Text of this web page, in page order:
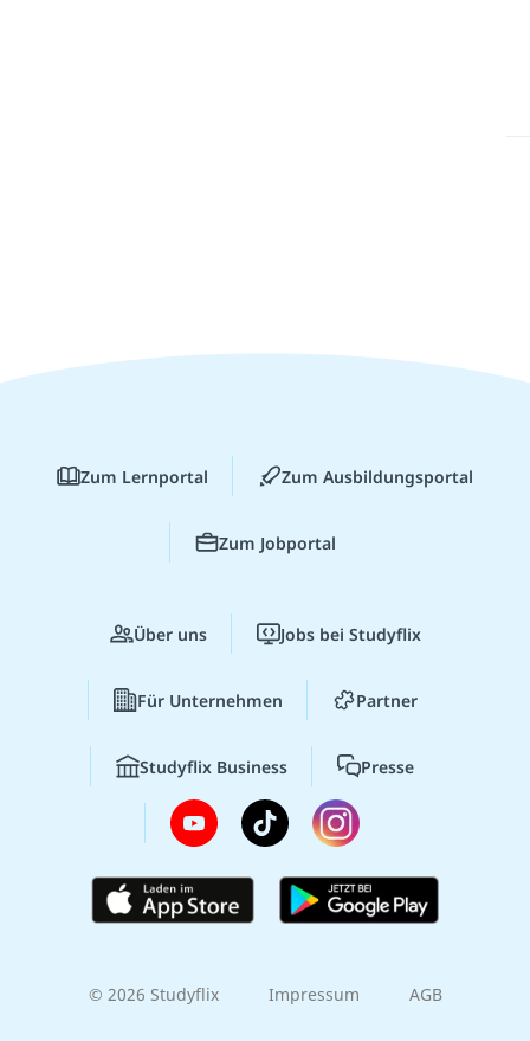
Zum Lernportal Zum Ausbildungsportal
Zum Jobportal
Über uns Jobs bei Studyflix
Für Unternehmen Partner
Studyflix Business Presse
© 2026 Studyflix Impressum AGB